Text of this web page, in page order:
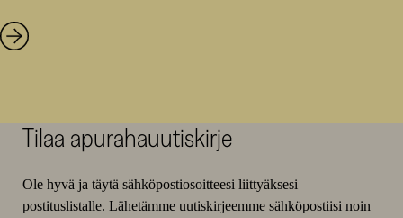
Tilaa apurahauutiskirje
Ole hyvä ja täytä sähköpostiosoitteesi liittyäksesi
postituslistalle. Lähetämme uutiskirjeemme sähköpostiisi noin